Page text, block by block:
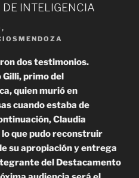
INTELIGENCIA
dos testimonios.
primo del
quien murió en
cuando estaba de
Claudia
que pudo reconstruir
su apropiación y entrega
del Destacamento